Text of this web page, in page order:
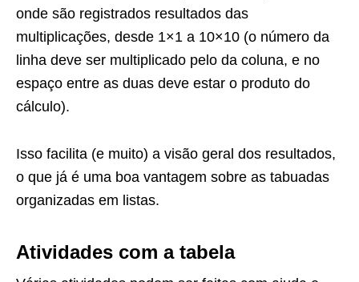
onde são registrados resultados das
multiplicações, desde 1×1 a 10×10 (o número da
linha deve ser multiplicado pelo da coluna, e no
espaço entre as duas deve estar o produto do
cálculo).
Isso facilita (e muito) a visão geral dos resultados,
o que já é uma boa vantagem sobre as tabuadas
organizadas em listas.
Atividades com a tabela